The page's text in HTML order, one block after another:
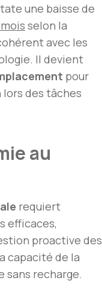
une baisse de
selon la
avec les
Il devient
pour
des tâches
au
requiert
efficaces,
proactive des
capacité de la
sans recharge.